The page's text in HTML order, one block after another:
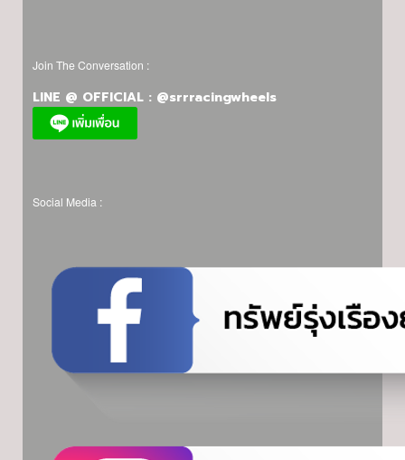
Join The Conversation :
LINE @ OFFICIAL : @srrracingwheels
Social Media :